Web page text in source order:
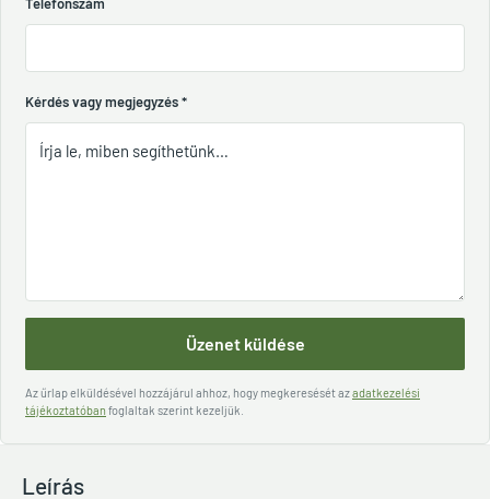
Kérdés vagy megjegyzés*
Üzenet küldése
Az űrlap elküldésével hozzájárul ahhoz, hogy megkeresését azadatkezelési
tájékoztatóban foglaltak szerint kezeljük.
Leírás